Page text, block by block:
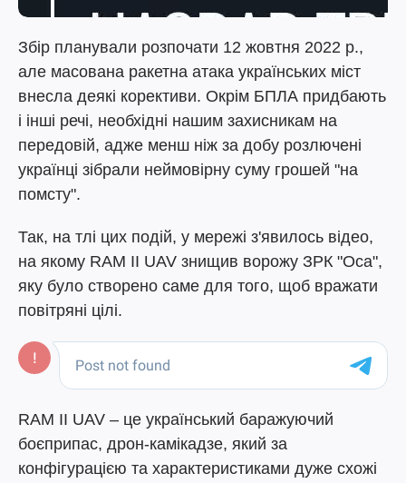
Збір планували розпочати 12 жовтня 2022 р.,
але масована ракетна атака українських міст
внесла деякі корективи. Окрім БПЛА придбають
і інші речі, необхідні нашим захисникам на
передовій, адже менш ніж за добу розлючені
українці зібрали неймовірну суму грошей "на
помсту".
Так, на тлі цих подій, у мережі з'явилось відео,
на якому RAM II UAV знищив ворожу ЗРК "Оса",
яку було створено саме для того, щоб вражати
повітряні цілі.
RAM II UAV – це український баражуючий
боєприпас, дрон-камікадзе, який за
конфігурацією та характеристиками дуже схожі